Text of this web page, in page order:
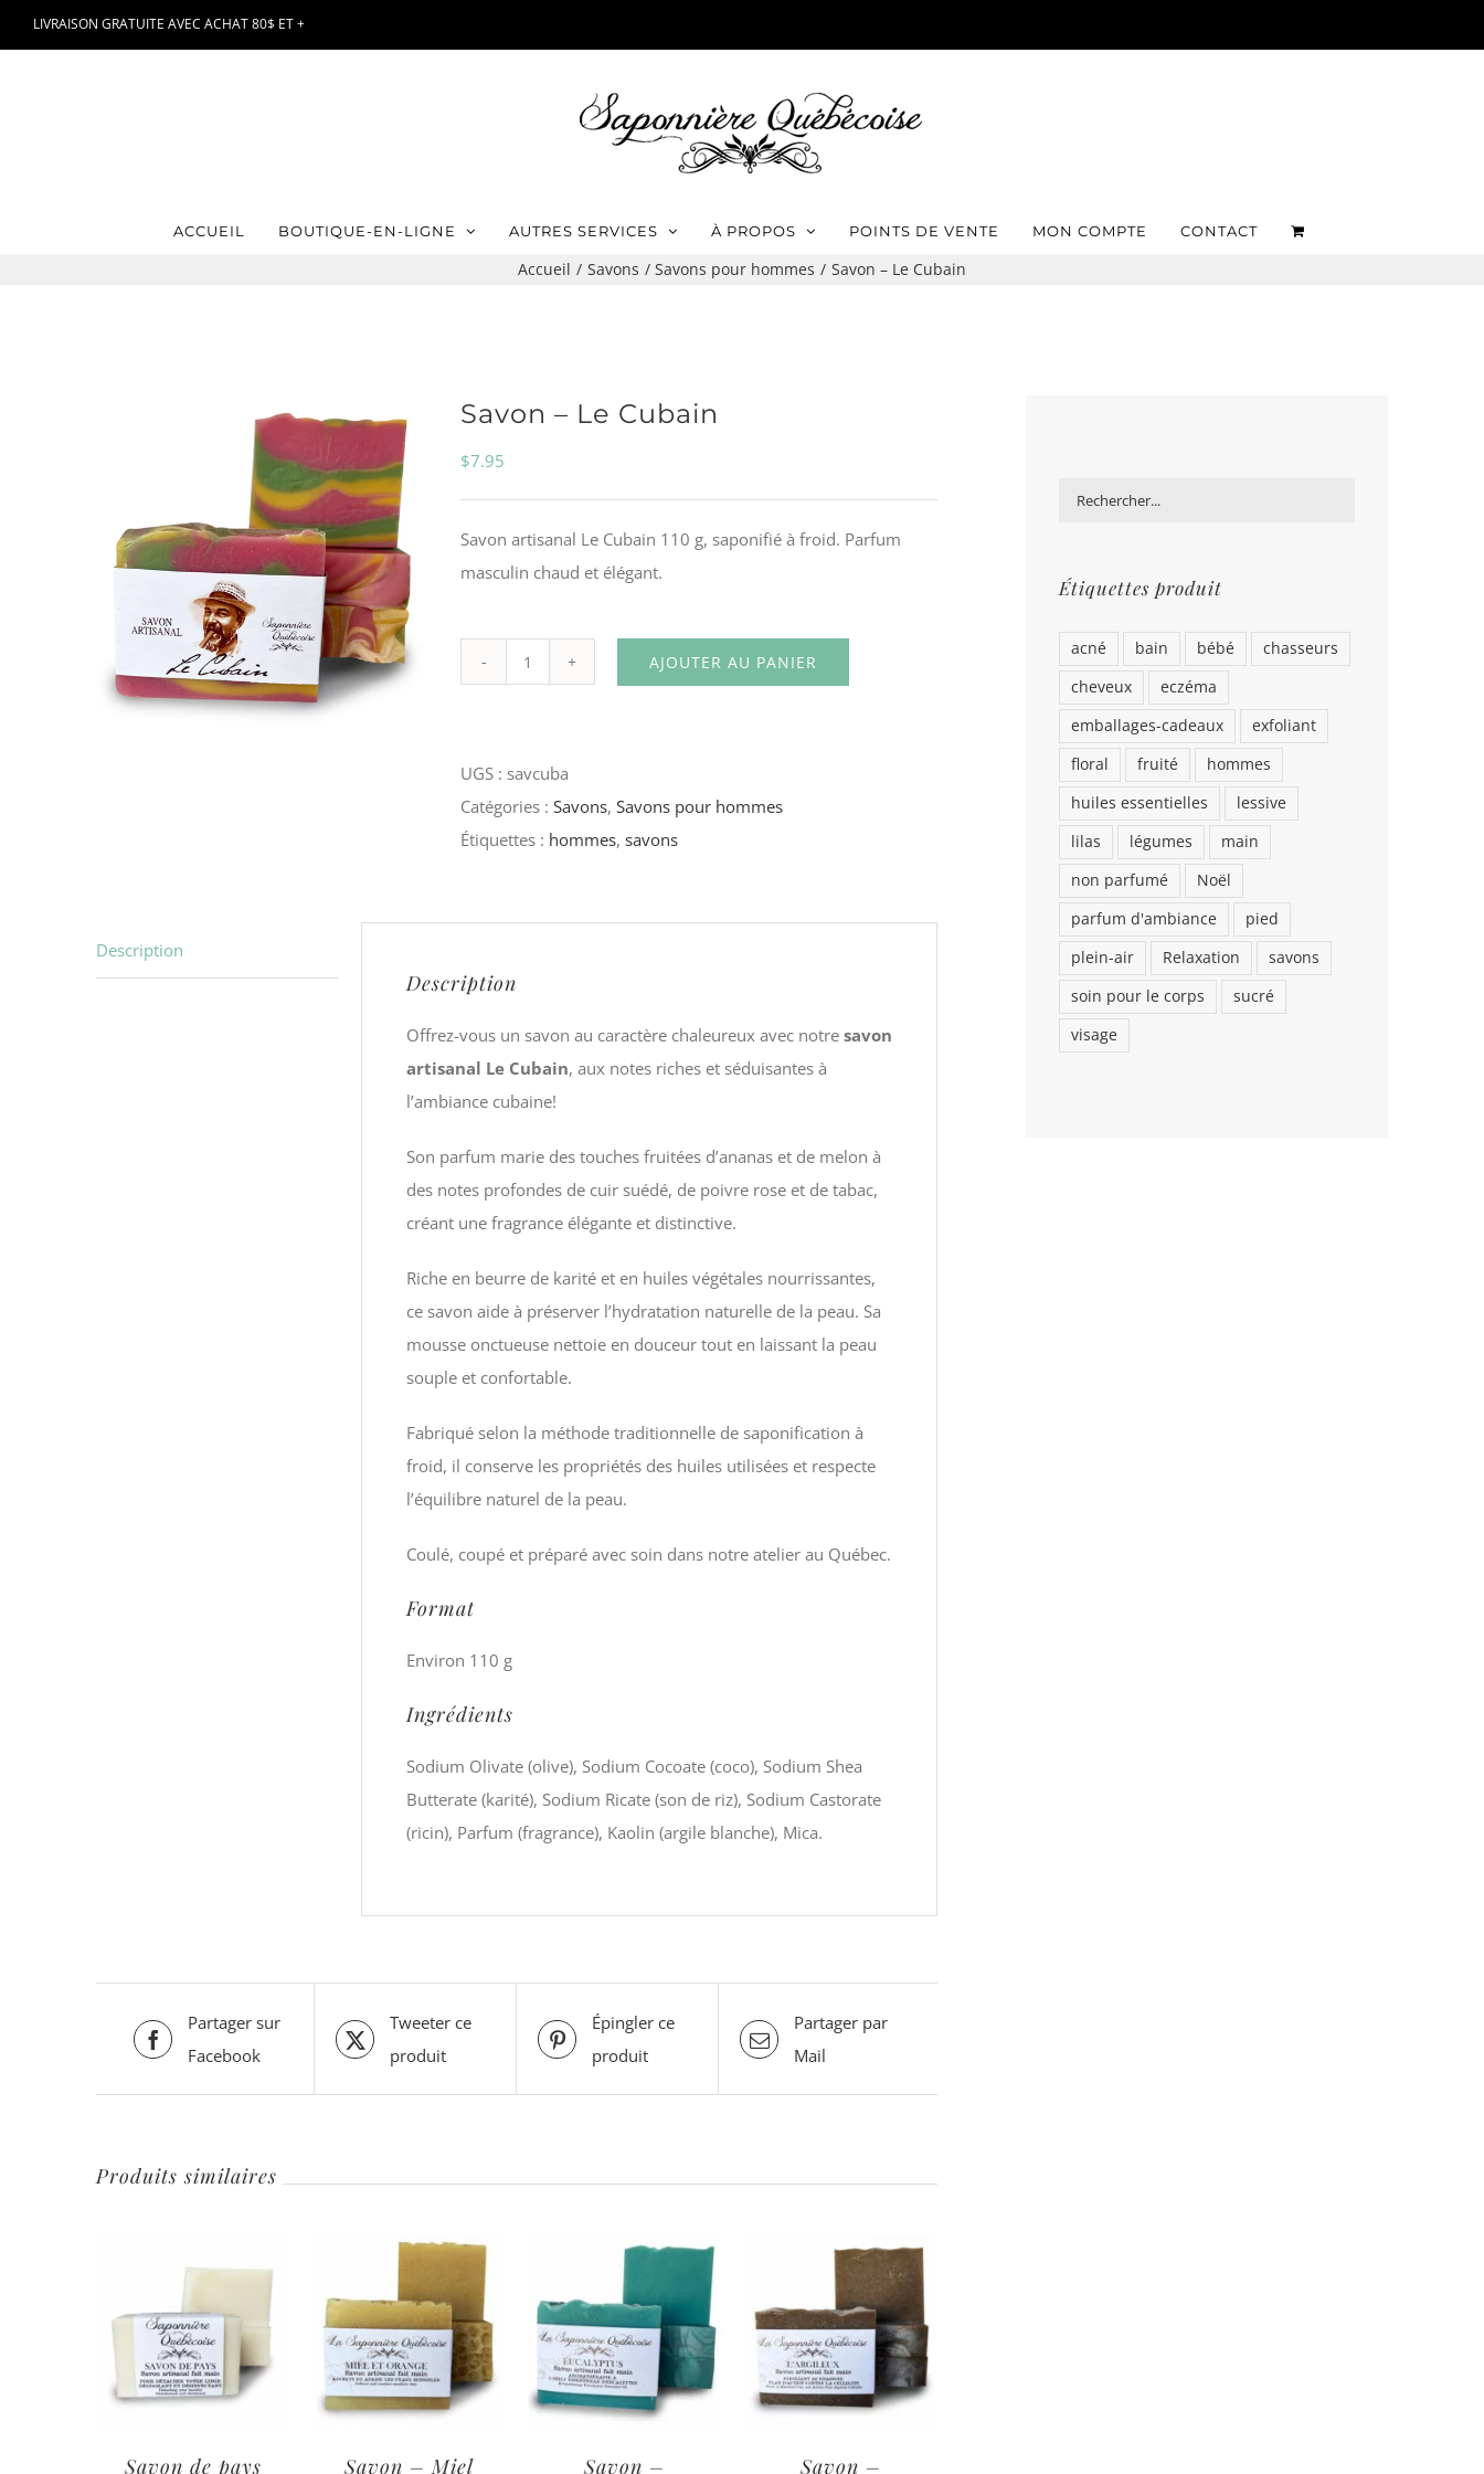
Passer
au
LIVRAISON GRATUITE AVEC ACHAT 80$ ET +
ACCUEIL BOUTIQUE-EN-LIGNE AUTRES SERVICES À PROPOS POINTS DE VENTE MON COMPTE CONTACT
Accueil Savons Savons pour hommes Savon – Le Cubain
Savon – Le Cubain
$7.95
Savon artisanal Le Cubain 110 g, saponifié à froid. Parfum
masculin chaud et élégant.
–
Le
Cubain
AJOUTER AU PANIER
UGS : savcuba
Catégories : Savons, Savons pour hommes
Étiquettes : hommes, savons
Description
Description
Offrez-vous un savon au caractère chaleureux avec notre savon
artisanal Le Cubain, aux notes riches et séduisantes à
l’ambiance cubaine!
Son parfum marie des touches fruitées d’ananas et de melon à
des notes profondes de cuir suédé, de poivre rose et de tabac,
créant une fragrance élégante et distinctive.
Riche en beurre de karité et en huiles végétales nourrissantes,
ce savon aide à préserver l’hydratation naturelle de la peau. Sa
mousse onctueuse nettoie en douceur tout en laissant la peau
souple et confortable.
Fabriqué selon la méthode traditionnelle de saponification à
froid, il conserve les propriétés des huiles utilisées et respecte
l’équilibre naturel de la peau.
Coulé, coupé et préparé avec soin dans notre atelier au Québec.
Format
Environ 110 g
Ingrédients
Sodium Olivate (olive), Sodium Cocoate (coco), Sodium Shea
Butterate (karité), Sodium Ricate (son de riz), Sodium Castorate
(ricin), Parfum (fragrance), Kaolin (argile blanche), Mica.
Partager sur
Facebook
Tweeter ce
produit
Épingler ce
produit
Partager par
Mail
Produits similaires
Savon de pays Savon – Miel Savon – Savon –
Étiquettes produit
acné bain bébé
chasseurs
cheveux
eczéma
emballages-cadeaux
exfoliant
floral
fruité
hommes
huiles essentielles
lessive
lilas
légumes
main
non parfumé
Noël
parfum d'ambiance
pied
plein-air
Relaxation
savons
soin pour le corps
sucré
visage